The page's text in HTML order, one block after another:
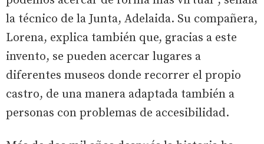
la técnico de la Junta, Adelaida. Su compañera,
Lorena, explica también que, gracias a este
invento, se pueden acercar lugares a
diferentes museos donde recorrer el propio
castro, de una manera adaptada también a
personas con problemas de accesibilidad.